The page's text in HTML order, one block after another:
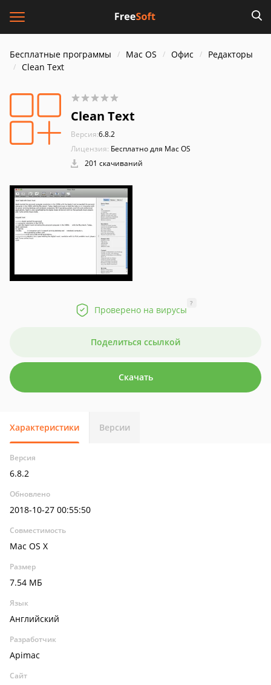
Бесплатные программы Mac OS Офис
Редакторы
Clean Text
Clean Text
Версия:6.8.2
Лицензия: Бесплатно для Mac OS
201 скачиваний
Проверено на вирусы
?
Поделиться ссылкой
Скачать
Характеристики Версии
Версия
6.8.2
Обновлено
2018-10-27 00:55:50
Совместимость
Mac OS X
Размер
7.54 МБ
Язык
Английский
Разработчик
Apimac
Сайт